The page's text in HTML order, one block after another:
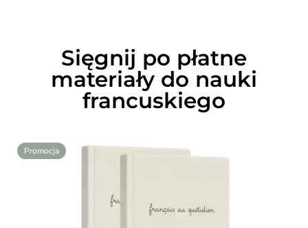
Sięgnij po płatne
materiały do nauki
francuskiego
Promocja